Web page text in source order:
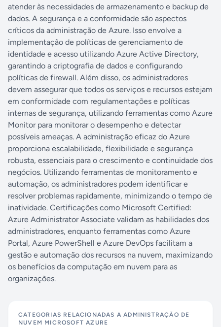
atender às necessidades de armazenamento e backup de
dados. A segurança e a conformidade são aspectos
críticos da administração de Azure. Isso envolve a
implementação de políticas de gerenciamento de
identidade e acesso utilizando Azure Active Directory,
garantindo a criptografia de dados e configurando
políticas de firewall. Além disso, os administradores
devem assegurar que todos os serviços e recursos estejam
em conformidade com regulamentações e políticas
internas de segurança, utilizando ferramentas como Azure
Monitor para monitorar o desempenho e detectar
possíveis ameaças. A administração eficaz do Azure
proporciona escalabilidade, flexibilidade e segurança
robusta, essenciais para o crescimento e continuidade dos
negócios. Utilizando ferramentas de monitoramento e
automação, os administradores podem identificar e
resolver problemas rapidamente, minimizando o tempo de
inatividade. Certificações como Microsoft Certified:
Azure Administrator Associate validam as habilidades dos
administradores, enquanto ferramentas como Azure
Portal, Azure PowerShell e Azure DevOps facilitam a
gestão e automação dos recursos na nuvem, maximizando
os benefícios da computação em nuvem para as
organizações.
CATEGORIAS RELACIONADAS AADMINISTRAÇÃO DE
NUVEM MICROSOFT AZURE